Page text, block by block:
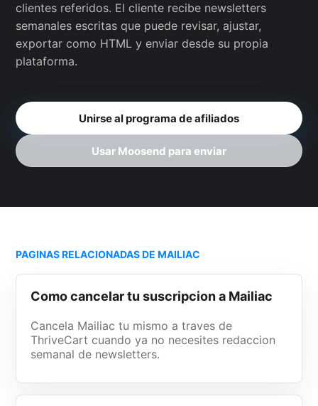
clientes referidos. El cliente recibe newsletters
semanales escritas que puede revisar, ajustar,
exportar como HTML y enviar desde su propia
plataforma.
Unirse al programa de afiliados
Usar Moosend para enviar
PAGINAS RELACIONADAS DE MAILIAC
Como cancelar tu suscripcion a Mailiac
Cancela Mailiac tu mismo a traves de
ThriveCart cuando ya no necesites redaccion
semanal de newsletters.